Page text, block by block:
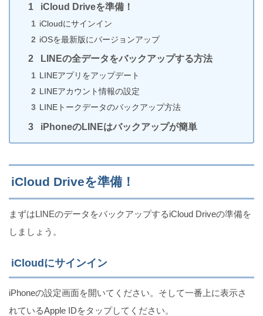
iPhoneがマナーモード中に振動しない・振動が弱い
iPhoneにケーブルが挿さらない・奥まで入らない場
合の対処法
iCloud Driveを準備！
iCloudにサインイン
iOSを最新版にバージョンアップ
LINEの全データをバックアップする方法
LINEアプリをアップデート
LINEアカウント情報の設定
LINEトークデータのバックアップ方法
iPhoneのLINEはバックアップが簡単
iCloud Driveを準備！
まずはLINEのデータをバックアップするiCloud Driveの準備を
しましょう。
iCloudにサインイン
iPhoneの設定画面を開いてください。そして一番上に表示さ
れているApple IDをタップしてください。